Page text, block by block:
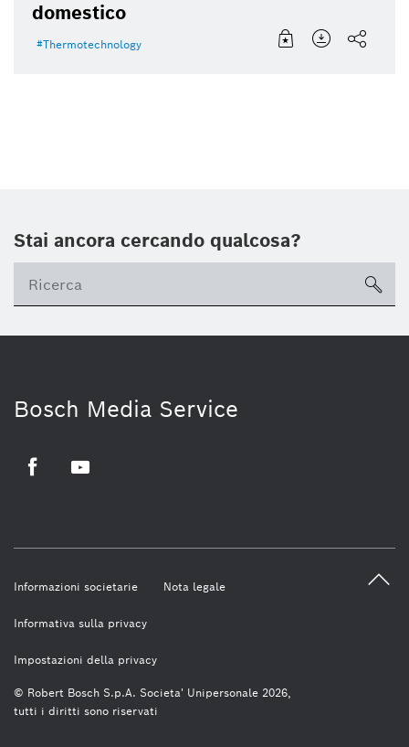
domestico
Thermotechnology
Stai ancora cercando qualcosa?
Bosch Media Service
© Robert Bosch S.p.A. Societa' Unipersonale 2026,
tutti i diritti sono riservati
Informazioni societarie Nota legale
Informativa sulla privacy
Impostazioni della privacy